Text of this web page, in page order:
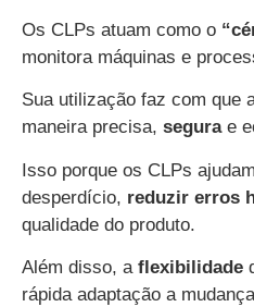
Os CLPs atuam como o
monitora máquinas e
Sua utilização faz com que
maneira precisa, segurae
Isso porque os CLPs
desperdício, reduzir erros
qualidade do produto.
Além disso, a flexibilidade
rápida adaptação a